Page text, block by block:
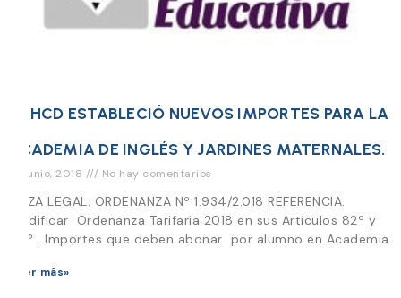
EL HCD ESTABLECIÓ NUEVOS IMPORTES PARA LA
ACADEMIA DE INGLÉS Y JARDINES MATERNALES.
15 junio, 2018 No hay comentarios
PIEZA LEGAL: ORDENANZA Nº 1.934/2.018 REFERENCIA:
Modificar Ordenanza Tarifaria 2018 en sus Artículos 82º y
84º . Importes que deben abonar por alumno en Academia
Leer más»